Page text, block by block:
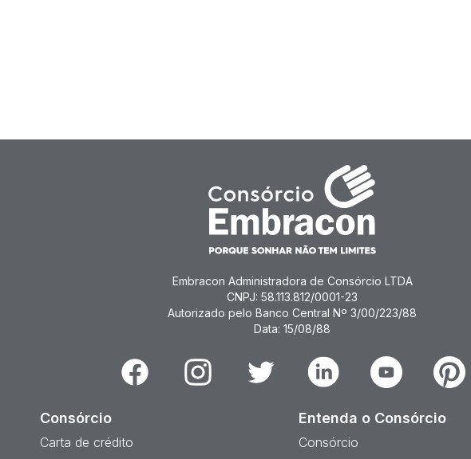
Embracon Administradora de Consórcio LTDA
CNPJ: 58.113.812/0001-23
Autorizado pelo Banco Central Nº 3/00/223/88
Data: 15/08/88
Facebook Instagram Twitter Linkedin Youtube
Consórcio
Carta de crédito
Entenda o Consórcio
Consórcio